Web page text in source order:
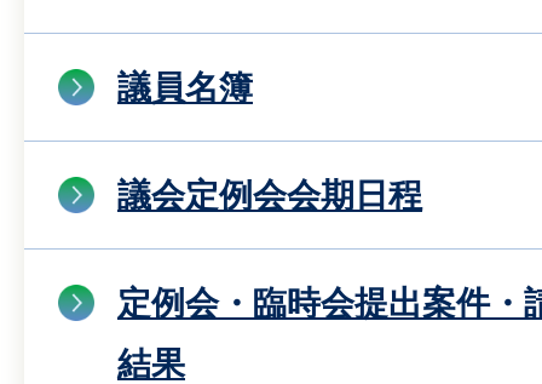
議員名簿
議会定例会会期日程
定例会・臨時会提出案件・
結果